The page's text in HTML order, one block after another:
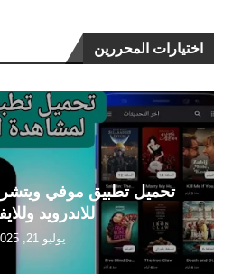
اختيارات المحررين
للاندرويد
يوليو 21, 2025